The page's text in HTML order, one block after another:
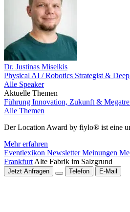
Dr. Justinas Miseikis
Physical AI / Robotics Strategist &
Alle Speaker
Aktuelle Themen
Führung Innovation, Zukunft &
Alle Themen
Der Location Award by fiylo® ist eine
Mehr erfahren
Eventlexikon NewsletterMeinungen
Frankfurt Alte Fabrik im Salzgrund
Jetzt Anfragen Telefon E-Mail